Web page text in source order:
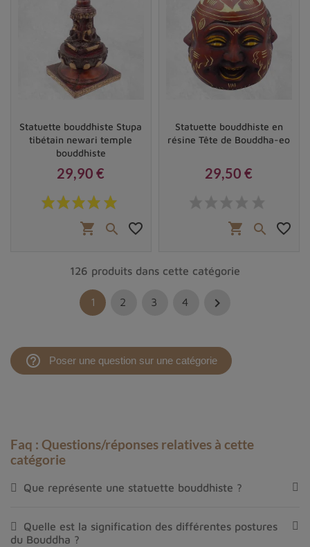
Statuette bouddhiste Stupa
tibétain newari temple
bouddhiste
Prix
29,90 €
shopping_cart  favorite_border
Statuette bouddhiste en
résine Tête de Bouddha-eo
29,50 €
shopping_cart  favorite_border
126 produits dans cette catégorie
1 2 3 4 
help_outline Poser une question sur une catégorie
Faq : Questions/réponses relatives à cette
catégorie
Que représente une statuette bouddhiste ?
Quelle est la signification des différentes postures
du Bouddha ?